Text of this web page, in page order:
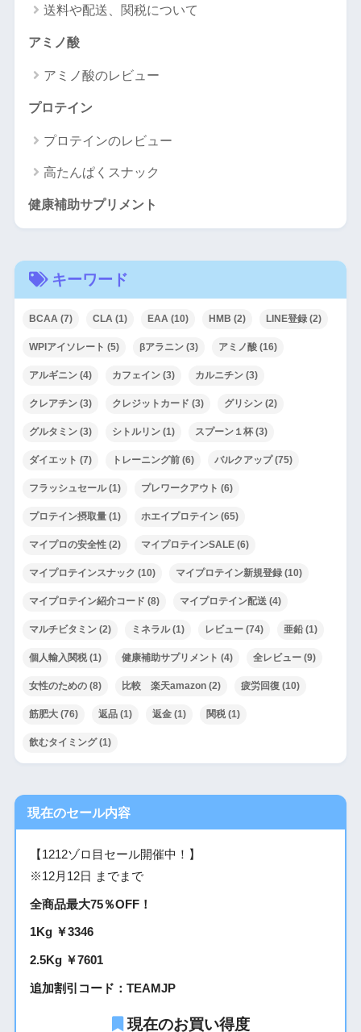
送料や配送、関税について
アミノ酸
アミノ酸のレビュー
プロテイン
プロテインのレビュー
高たんぱくスナック
健康補助サプリメント
キーワード
BCAA (7) CLA (1) EAA (10) HMB (2) LINE登録(2)
WPIアイソレート (5) βアラニン(3) アミノ酸(16)
アルギニン(4) カフェイン(3) カルニチン(3)
クレアチン(3) クレジットカード (3) グリシン(2)
グルタミン(3) シトルリン(1) スプーン１杯(3)
ダイエット (7) トレーニング前(6) バルクアップ(75)
フラッシュセール(1) プレワークアウト (6)
プロテイン摂取量(1) ホエイプロテイン(65)
マイプロの安全性(2) マイプロテインSALE(6)
マイプロテインスナック (10) マイプロテイン新規登録(10)
マイプロテイン紹介コード (8) マイプロテイン配送(4)
マルチビタミン(2) ミネラル(1) レビュー(74) 亜鉛(1)
個人輸入関税(1) 健康補助サプリメント (4) 全レビュー(9)
女性のための(8) 比較 楽天amazon(2) 疲労回復(10)
筋肥大(76) 返品(1) 返金(1) 関税(1)
飲むタイミング(1)
現在のセール内容
【1212ゾロ目セール開催中！】
※12月12日 までまで
全商品最大75％OFF！
1Kg ￥3346
2.5Kg ￥7601
追加割引コード：TEAMJP
現在のお買い得度